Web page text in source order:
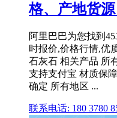
格、产地货
阿里巴巴为您找到
时报价,价格行情,优
石灰石 相关产品 所
支持支付宝 材质保
确定 所有地区 ...
联系电话: 180 3780